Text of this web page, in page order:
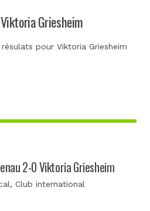
Griesheim
pour Viktoria Griesheim
2-0 Viktoria Griesheim
, Club international